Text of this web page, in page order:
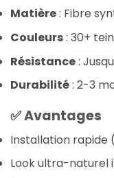
Matière: Fibre
Couleurs: 30+
Résistance:
Durabilité: 2-3
✅ Avantages
Installation rapide
Look ultra-naturel